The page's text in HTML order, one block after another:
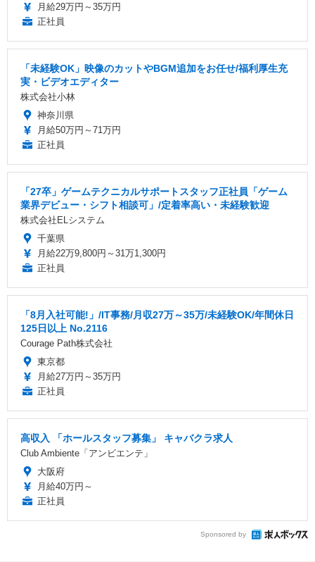
月給29万円～35万円
正社員
「未経験OK」映像のカットやBGM追加をお任せ/福利厚生充
実・ビデオエディター
株式会社小林
神奈川県
月給50万円～71万円
正社員
「27卒」ゲームテクニカルサポートスタッフ正社員「ゲーム
業界デビュー・シフト相談可」/定着率高い・未経験歓迎
株式会社ELシステム
千葉県
月給22万9,800円～31万1,300円
正社員
「8月入社可能!」/IT事務/月収27万～35万/未経験OK/年間休日
125日以上 No.2116
Courage Path株式会社
東京都
月給27万円～35万円
正社員
高収入 「ホールスタッフ募集」 キャバクラ求人
Club Ambiente「アンビエンテ」
大阪府
月給40万円～
正社員
Sponsored by